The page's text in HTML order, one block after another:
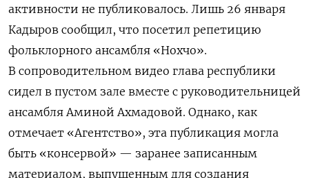
активности не публиковалось. Лишь 26 января
Кадыров сообщил, что посетил репетицию
фольклорного ансамбля «Нохчо».
В сопроводительном видео глава республики
сидел в пустом зале вместе с руководительницей
ансамбля Аминой Ахмадовой. Однако, как
отмечает «Агентство», эта публикация могла
быть «консервой» — заранее записанным
материалом, выпущенным для создания